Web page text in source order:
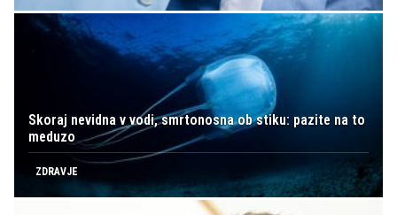
Skoraj nevidna v vodi, smrtonosna ob stiku: pazite na to
meduzo
ZDRAVJE